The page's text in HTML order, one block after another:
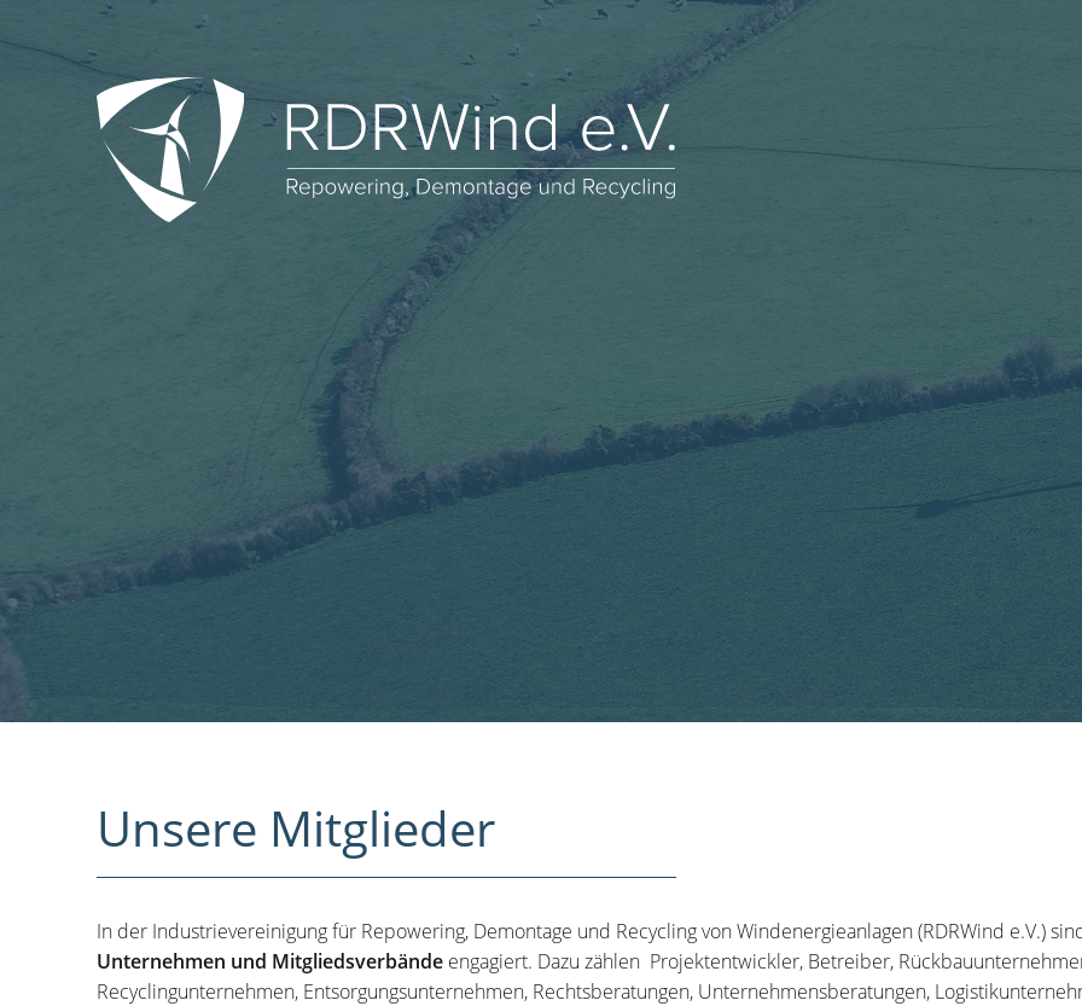
Unsere Mitglieder
In der Industrievereinigung für Repowering, Demontage und Recycling von Windenergieanlagen (RDRWind e.V.)
Unternehmen und Mitgliedsverbände engagiert. Dazu zählen Projektentwickler, Betreiber,
Recyclingunternehmen, Entsorgungsunternehmen, Rechtsberatungen, Unternehmensberatungen,